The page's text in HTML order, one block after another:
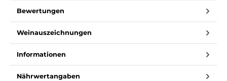
Bewertungen
Weinauszeichnungen
Informationen
Nährwertangaben